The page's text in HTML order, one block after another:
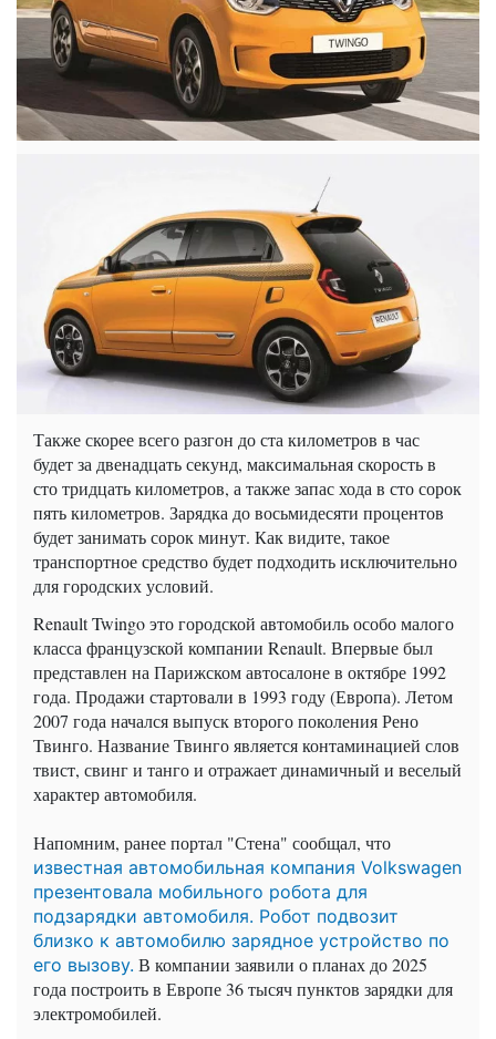
Также скорее всего разгон до ста километров в час
будет за двенадцать секунд, максимальная скорость в
сто тридцать километров, а также запас хода в сто сорок
пять километров. Зарядка до восьмидесяти процентов
будет занимать сорок минут. Как видите, такое
транспортное средство будет подходить исключительно
для городских условий.
Renault Twingo это городской автомобиль особо малого
класса французской компании Renault. Впервые был
представлен на Парижском автосалоне в октябре 1992
года. Продажи стартовали в 1993 году (Европа). Летом
2007 года начался выпуск второго поколения Рено
Твинго. Название Твинго является контаминацией слов
твист, свинг и танго и отражает динамичный и веселый
характер автомобиля.
Напомним, ранее портал "Стена" сообщал, что
известная автомобильная компания Volkswagen
презентовала мобильного робота для
подзарядки автомобиля. Робот подвозит
близко к автомобилю зарядное устройство по
его вызову. В компании заявили о планах до 2025
года построить в Европе 36 тысяч пунктов зарядки для
электромобилей.